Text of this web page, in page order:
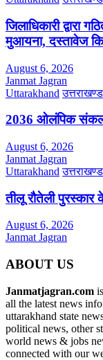
जिलाधिकारी द्वारा
मुआयना, दस्तावेज
August 6, 2026
Janmat Jagran
Uttarakhand उत्तराखण्ड
2036 ओलंपिक संकल्प
August 6, 2026
Janmat Jagran
Uttarakhand उत्तराखण्ड
तीलू रौतेली
August 6, 2026
Janmat Jagran
ABOUT US
Janmatjagran.com
all the latest news
uttarakhand state
political news, other
world news & jobs
connected with our